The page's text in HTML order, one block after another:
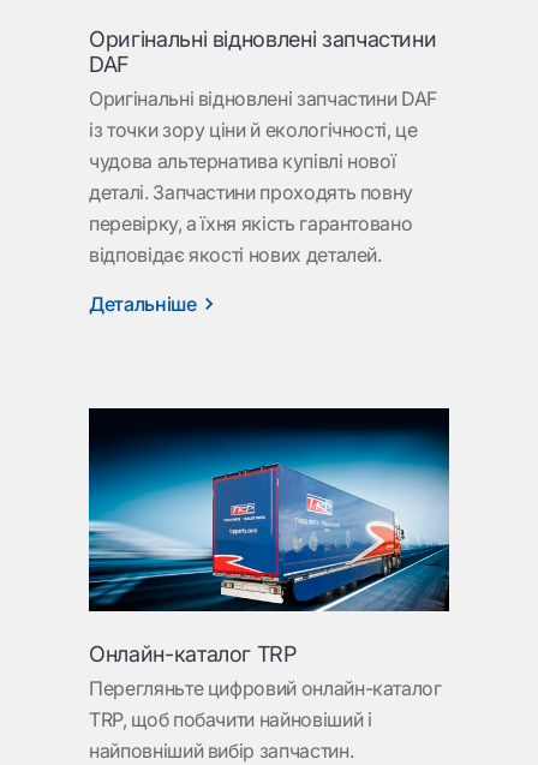
Оригінальні відновлені запчастини
DAF
Оригінальні відновлені запчастини DAF
із точки зору ціни й екологічності, це
чудова альтернатива купівлі нової
деталі. Запчастини проходять повну
перевірку, а їхня якість гарантовано
відповідає якості нових деталей.
Детальніше
Онлайн-каталог TRP
Перегляньте цифровий онлайн-каталог
TRP, щоб побачити найновіший і
найповніший вибір запчастин.